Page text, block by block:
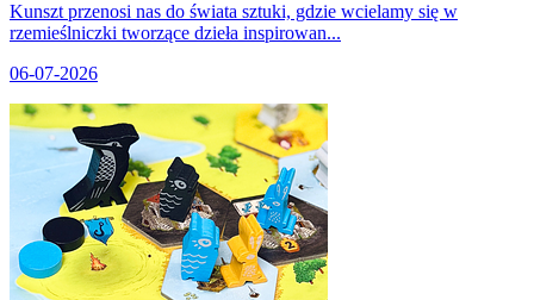
Kunszt przenosi nas do świata sztuki, gdzie wcielamy się w
rzemieślniczki tworzące dzieła inspirowan...
06-07-2026